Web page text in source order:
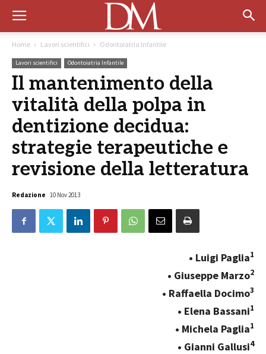
Home Lavori scientifici Odontoiatria Infantile
Lavori scientifici Odontoiatria Infantile
Il mantenimento della
vitalità della polpa in
dentizione decidua:
strategie terapeutiche e
revisione della letteratura
Redazione 10 Nov 2013
• Luigi Paglia1
• Giuseppe Marzo2
• Raffaella Docimo3
• Elena Bassani1
• Michela Paglia1
• Gianni Gallusi4